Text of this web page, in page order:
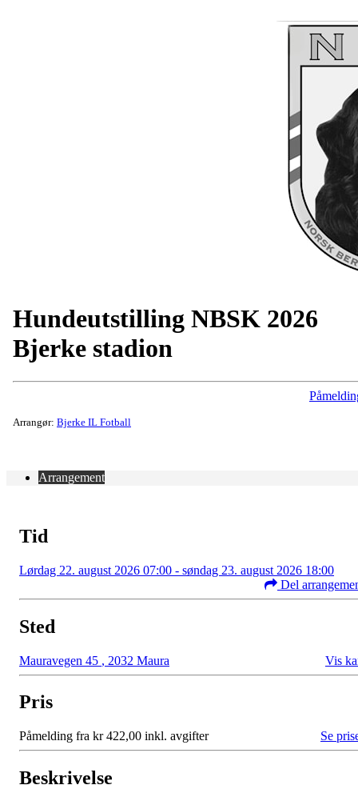
Hundeutstilling NBSK 2026
Bjerke stadion
Arrangør: Bjerke IL Fotball
Arrangement
Tid
Lørdag 22. august 2026 07:00 - søndag 23. august 2026 18:00
Del
Sted
Mauravegen 45 , 2032 Maura Vis
Pris
Påmelding fra kr 422,00 inkl. avgifter Se
Beskrivelse